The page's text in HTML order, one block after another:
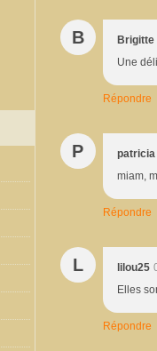
B
Brigitte
Une
Répondre
P
patricia
miam,
Répondre
L lilou25
Elles
Répondre